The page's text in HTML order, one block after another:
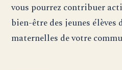
vous pourrez contribuer
bien-être des jeunes élèves
maternelles de votre